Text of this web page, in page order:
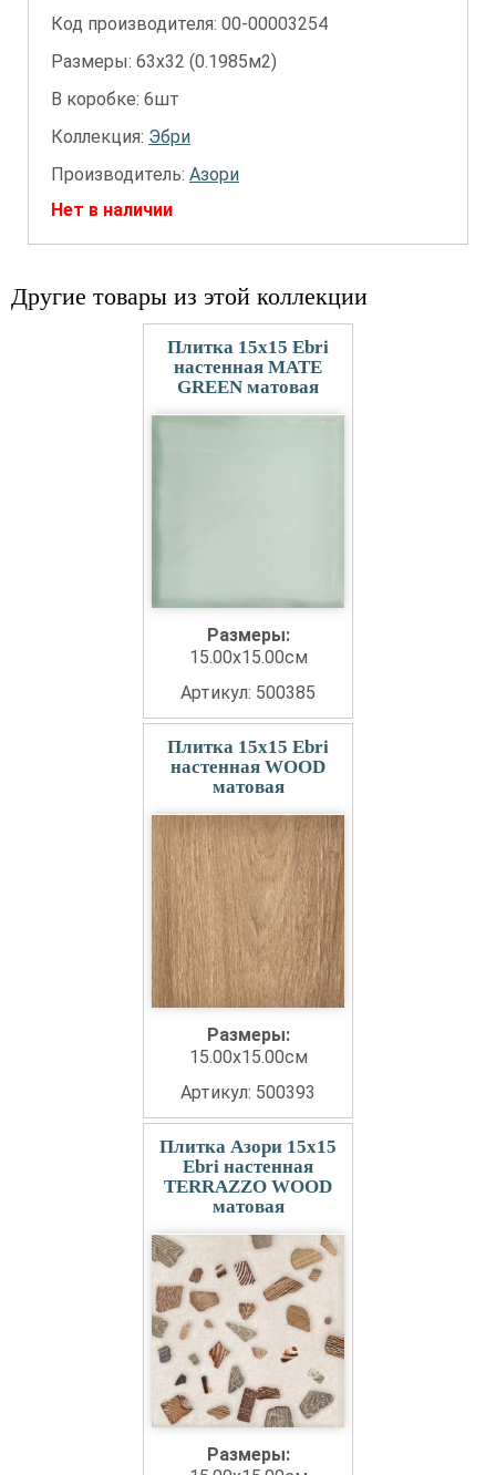
Код производителя: 00-00003254
Размеры: 63х32 (0.1985м2)
В коробке: 6шт
Коллекция: Эбри
Производитель: Азори
Нет в наличии
Другие товары из этой коллекции
Плитка 15x15 Ebri
настенная MATE
GREEN матовая
Размеры:
15.00x15.00см
Артикул: 500385
Плитка 15x15 Ebri
настенная WOOD
матовая
Размеры:
15.00x15.00см
Артикул: 500393
Плитка Азори 15x15
Ebri настенная
TERRAZZO WOOD
матовая
Размеры: